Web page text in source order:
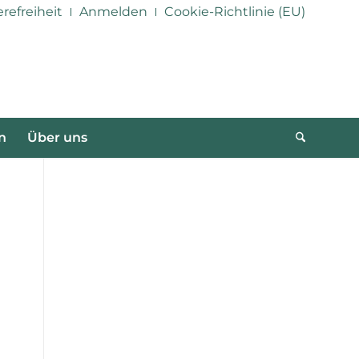
Anmelden Cookie-Richtlinie (EU)
Über uns